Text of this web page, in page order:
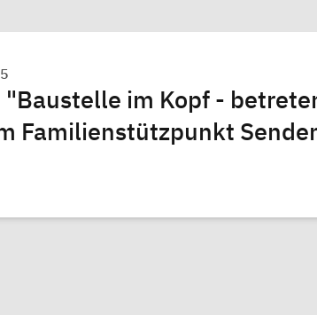
im Kopf -
Familienstützpunkt